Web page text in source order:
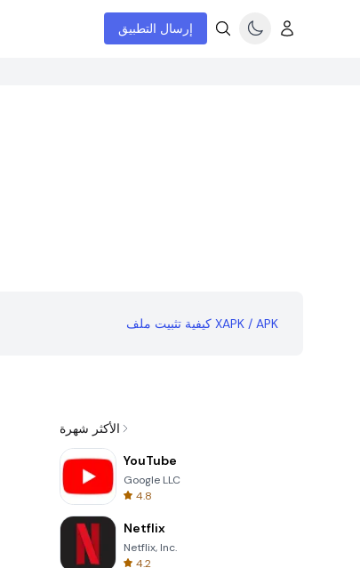
إرسال التطبيق
كيفية تثبيت ملف XAPK / APK
الأكثر شهرة
YouTube
Google LLC
4.8
Netflix
Netflix, Inc.
4.2